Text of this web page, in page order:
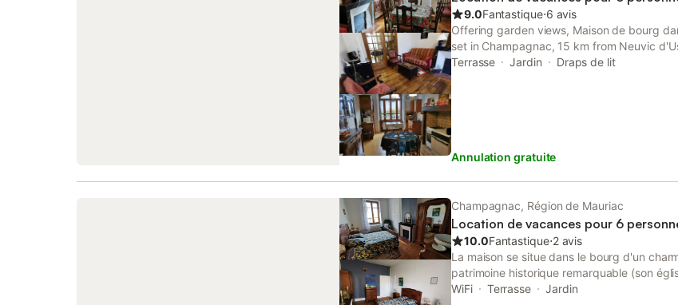
9.0Fantastique⋅6 avis
Offering garden views, Maison de bourg
set in Champagnac, 15 km from Neuvic
Val Saint-Jean Golf Course. This property
Terrasse Jardin Draps de lit
Annulation gratuite
Champagnac, Région de Mauriac
Location de vacances pour 6
10.0Fantastique⋅2 avis
La maison se situe dans le bourg d'un
patrimoine historique remarquable (son
surcroît tous les commerces et services
WiFi Terrasse Jardin